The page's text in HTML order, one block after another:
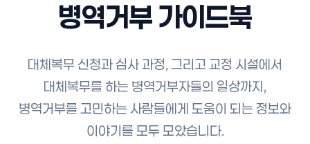
병역거부 가이드북
대체복무 신청과 심사 과정, 그리고 교정 시설에서
대체복무를 하는 병역거부자들의 일상까지,
병역거부를 고민하는 사람들에게 도움이 되는 정보와
이야기를 모두 모았습니다.